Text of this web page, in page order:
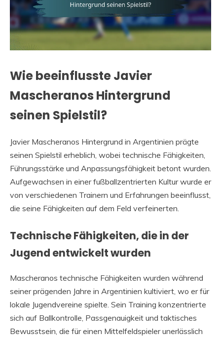
Wie beeinflusste Javier
Mascheranos Hintergrund
seinen Spielstil?
Javier Mascheranos Hintergrund in Argentinien prägte
seinen Spielstil erheblich, wobei technische Fähigkeiten,
Führungsstärke und Anpassungsfähigkeit betont wurden.
Aufgewachsen in einer fußballzentrierten Kultur wurde er
von verschiedenen Trainern und Erfahrungen beeinflusst,
die seine Fähigkeiten auf dem Feld verfeinerten.
Technische Fähigkeiten, die in der
Jugend entwickelt wurden
Mascheranos technische Fähigkeiten wurden während
seiner prägenden Jahre in Argentinien kultiviert, wo er für
lokale Jugendvereine spielte. Sein Training konzentrierte
sich auf Ballkontrolle, Passgenauigkeit und taktisches
Bewusstsein, die für einen Mittelfeldspieler unerlässlich